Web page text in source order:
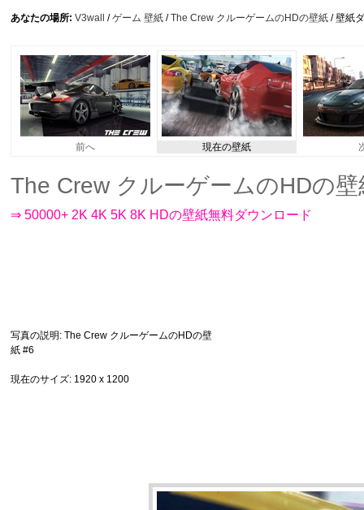
あなたの場所: V3wall /ゲーム 壁紙 /The Crew クルーゲームのHDの壁紙 / 壁紙
前へ 現在の壁紙
The Crew クルーゲームのHDの
⇒ 50000+ 2K 4K 5K 8K HDの壁紙無料ダウンロード
写真の説明 : The Crew クルーゲームのHDの壁
紙 #6
現在のサイズ: 1920 x 1200